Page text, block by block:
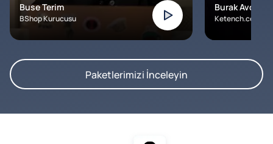
Buse Terim
BShop Kurucusu
Burak Avcılar
Ketench.com –
Paketlerimizi İnceleyin